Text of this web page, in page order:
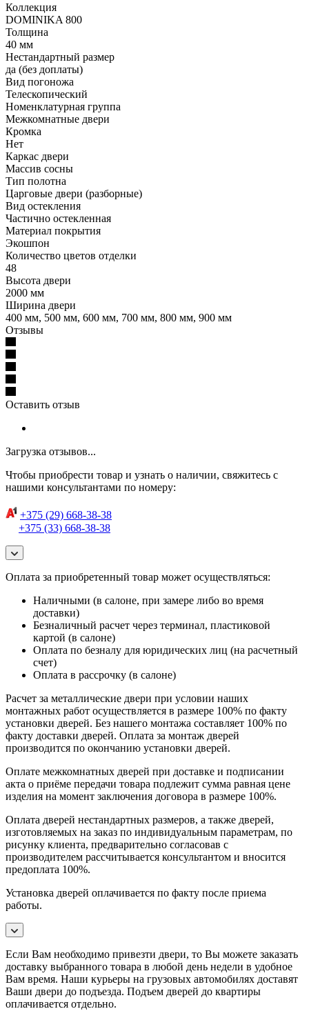
Коллекция
DOMINIKA 800
Толщина
40 мм
Нестандартный размер
да (без доплаты)
Вид погоножа
Телескопический
Номенклатурная группа
Межкомнатные двери
Кромка
Нет
Каркас двери
Массив сосны
Тип полотна
Царговые двери (разборные)
Вид остекления
Частично остекленная
Материал покрытия
Экошпон
Количество цветов отделки
48
Высота двери
2000 мм
Ширина двери
400 мм, 500 мм, 600 мм, 700 мм, 800 мм, 900 мм
Отзывы
Оставить отзыв
Загрузка отзывов...
Чтобы приобрести товар и узнать о наличии, свяжитесь с
нашими консультантами по номеру:
+375 (29) 668-38-38
+375 (33) 668-38-38
Оплата за приобретенный товар может осуществляться:
Наличными (в салоне, при замере либо во время
доставки)
Безналичный расчет через терминал, пластиковой
картой (в салоне)
Оплата по безналу для юридических лиц (на расчетный
счет)
Оплата в рассрочку (в салоне)
Расчет за металлические двери при условии наших
монтажных работ осуществляется в размере 100% по факту
установки дверей. Без нашего монтажа составляет 100% по
факту доставки дверей. Оплата за монтаж дверей
производится по окончанию установки дверей.
Оплате межкомнатных дверей при доставке и подписании
акта о приёме передачи товара подлежит сумма равная цене
изделия на момент заключения договора в размере 100%.
Оплата дверей нестандартных размеров, а также дверей,
изготовляемых на заказ по индивидуальным параметрам, по
рисунку клиента, предварительно согласовав с
производителем рассчитывается консультантом и вносится
предоплата 100%.
Установка дверей оплачивается по факту после приема
работы.
Если Вам необходимо привезти двери, то Вы можете заказать
доставку выбранного товара в любой день недели в удобное
Вам время. Наши курьеры на грузовых автомобилях доставят
Ваши двери до подъезда. Подъем дверей до квартиры
оплачивается отдельно.